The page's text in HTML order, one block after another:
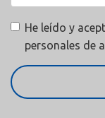
He leído y
personales de